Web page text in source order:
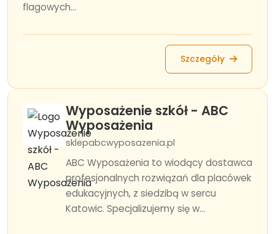
flagowych...
Szczegóły
Wyposażenie szkół - ABC
Wyposażenia
sklepabcwyposazenia.pl
ABC Wyposażenia to wiodący dostawca
profesjonalnych rozwiązań dla placówek
edukacyjnych, z siedzibą w sercu
Katowic. Specjalizujemy się w...